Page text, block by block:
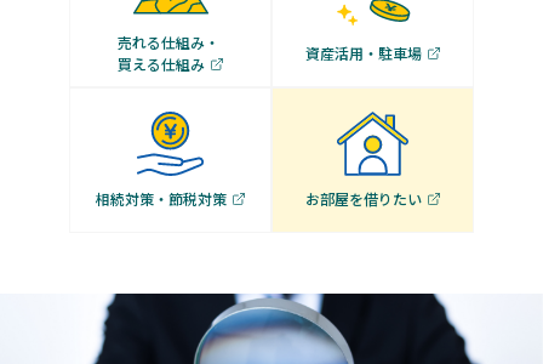
売れる仕組み・
買える仕組み
資産活用・駐車場
相続対策・節税対策 お部屋を借りたい